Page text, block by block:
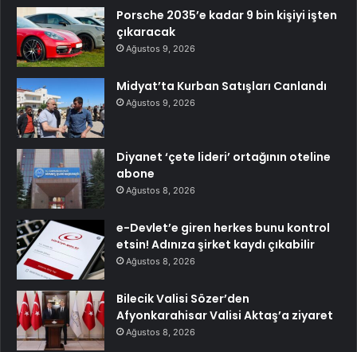
Porsche 2035’e kadar 9 bin kişiyi işten
çıkaracak
Ağustos 9, 2026
Midyat’ta Kurban Satışları Canlandı
Ağustos 9, 2026
Diyanet ‘çete lideri’ ortağının oteline
abone
Ağustos 8, 2026
e-Devlet’e giren herkes bunu kontrol
etsin! Adınıza şirket kaydı çıkabilir
Ağustos 8, 2026
Bilecik Valisi Sözer’den
Afyonkarahisar Valisi Aktaş’a ziyaret
Ağustos 8, 2026